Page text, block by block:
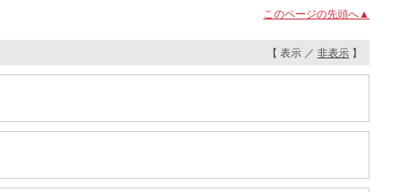
このページの先頭へ▲
【 表示 ／ 非表示 】